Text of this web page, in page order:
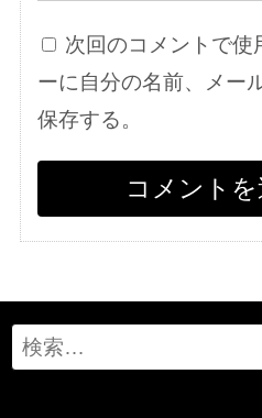
次回のコメントで
ーに自分の名前、メー
保存する。
Search
for: